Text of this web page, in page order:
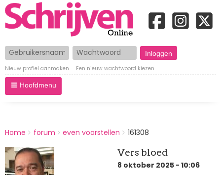
Gebruikersnaam Wachtwoord
Nieuw profiel aanmaken Een nieuw wachtwoord kiezen
Hoofdmenu
BREADCRUMBS
You
here:
Home forum even voorstellen 161308
Vers bloed
8 oktober 2025 - 10:06